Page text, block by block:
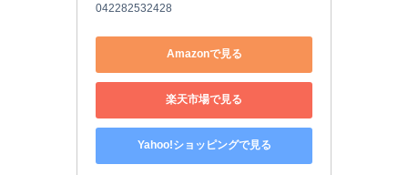
042282532428
Amazonで見る
楽天市場で見る
Yahoo!ショッピングで見る